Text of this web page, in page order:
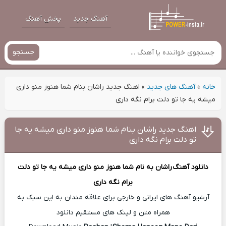
آهنگ جدید پخش آهنگ
جستجو
خانه»آهنگ های جدید » اهنگ جدید راشان بنام شما هنوز منو داری
میشه یه جا تو دلت برام نگه داری
اهنگ جدید راشان بنام شما هنوز منو داری میشه یه جا
تو دلت برام نگه داری
دانلود آهنگراشان به نام شما هنوز منو داری میشه یه جا تو دلت
برام نگه داری
آرشیو آهنگ های ایرانی و خارجی برای علاقه مندان به این سبک به
همراه متن و لینک های مستقیم دانلود